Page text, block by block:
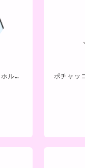
ポチャッコ cafe 限定コラボアクリルキーホルダー（サーフボードタイプ）